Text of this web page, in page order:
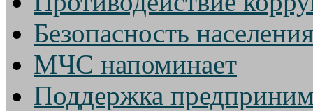
Безопасность населения
МЧС напоминает
Поддержка